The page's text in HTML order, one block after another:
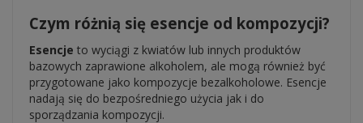
Czym różnią się esencje od kompozycji?
Esencje to wyciągi z kwiatów lub innych produktów
bazowych zaprawione alkoholem, ale mogą również być
przygotowane jako kompozycje bezalkoholowe. Esencje
nadają się do bezpośredniego użycia jak i do
sporządzania kompozycji.